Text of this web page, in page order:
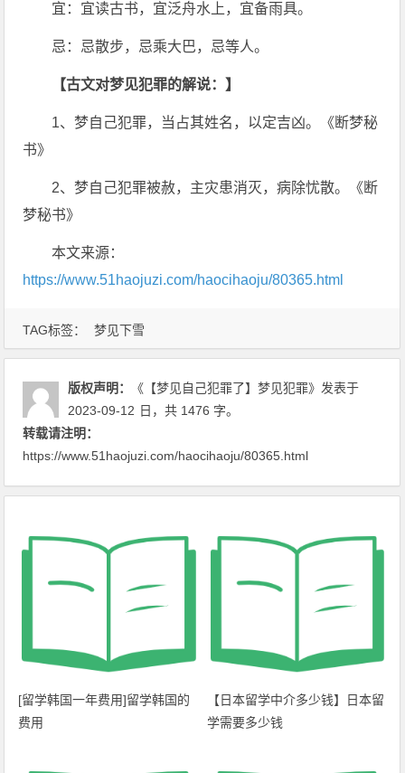
TAG标签： 梦见下雪
宜：宜读古书，宜泛舟水上，宜备雨具。
忌：忌散步，忌乘大巴，忌等人。
【古文对梦见犯罪的解说：】
1、梦自己犯罪，当占其姓名，以定吉凶。《断梦秘
书》
2、梦自己犯罪被赦，主灾患消灭，病除忧散。《断
梦秘书》
本文来源：
https://www.51haojuzi.com/haocihaoju/80365.html
版权声明： 《【梦见自己犯罪了】梦见犯罪》 发表于
2023-09-12 日 ，共 1476 字。
转载请注明：
https://www.51haojuzi.com/haocihaoju/80365.html
[留学韩国一年费用]留学韩国的
费用
【日本留学中介多少钱】日本留
学需要多少钱